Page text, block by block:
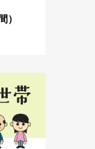
）